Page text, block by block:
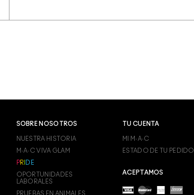
SOBRE NOSOTROS
NUESTRA HISTORIA
M·A·C VIVA GLAM
PR D E
OPORTUNIDADES
LABORALES
PRUEBAS EN ANIMALES
TU CUENTA
MI M·A·C
ESTADO DE TU PEDIDO
ACEPTAMOS